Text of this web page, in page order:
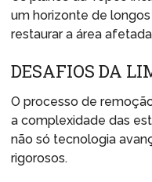
um horizonte de
restaurar a área
DESAFIOS DA
O processo de
a complexidade das
não só tecnologia
rigorosos.